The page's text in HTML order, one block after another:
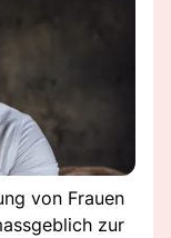
von Frauen
zur